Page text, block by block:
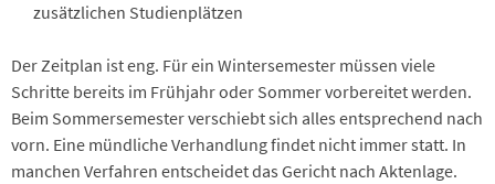
zusätzlichen Studienplätzen
Der Zeitplan ist eng. Für ein Wintersemester müssen viele
Schritte bereits im Frühjahr oder Sommer vorbereitet werden.
Beim Sommersemester verschiebt sich alles entsprechend nach
vorn. Eine mündliche Verhandlung findet nicht immer statt. In
manchen Verfahren entscheidet das Gericht nach Aktenlage.